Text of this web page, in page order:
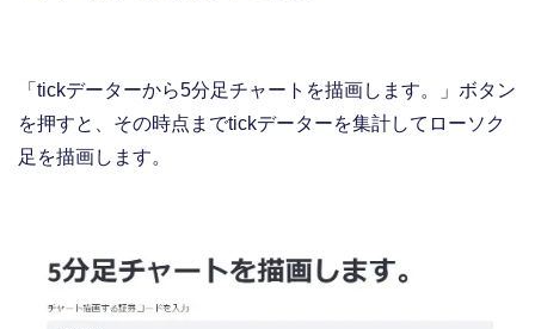
「tickデーターから5分足チャートを描画します。」ボタン
を押すと、その時点までtickデーターを集計してローソク
足を描画します。